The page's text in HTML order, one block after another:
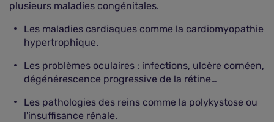
plusieurs maladies congénitales.
Les maladies cardiaques comme la cardiomyopathie
hypertrophique.
Les problèmes oculaires : infections, ulcère cornéen,
dégénérescence progressive de la rétine…
Les pathologies des reins comme la polykystose ou
l'insuffisance rénale.